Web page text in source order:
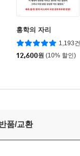
홍학의 자리
1,193건
12,600원 (10% 할인)
품/교환